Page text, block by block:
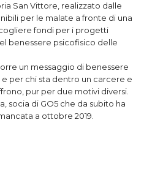
San Vittore, realizzato dalle
per le malate a fronte di una
fondi per i progetti
benessere psicofisico delle
un messaggio di benessere
per chi sta dentro un carcere e
pur per due motivi diversi.
socia di GO5 che da subito ha
a ottobre 2019.